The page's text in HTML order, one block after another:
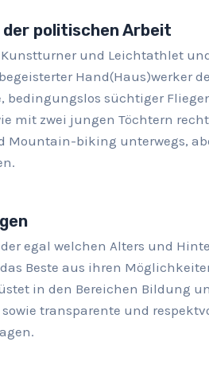
politischen Arbeit
und Leichtathlet
Hand(Haus)werker
bedingungslos süchtiger
mit zwei jungen Töchtern
Mountain-biking unterwegs,
egal welchen Alters und
Beste aus ihren
in den Bereichen Bildung
transparente und